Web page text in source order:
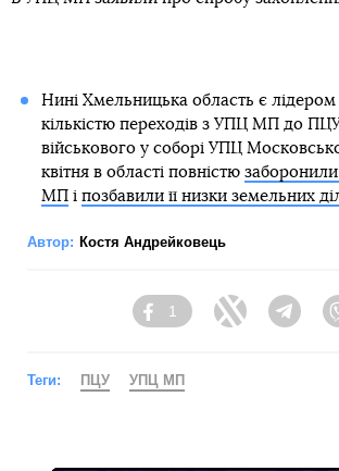
Нині Хмельницька область є лідером
кількістю переходів з УПЦ МП до
військового у соборі УПЦ
квітня в області повністю заборонили
МПі позбавили її низки земельних
Автор: Костя Андрейковець
Facebook
1
Twitter
Теги: ПЦУ УПЦ МП